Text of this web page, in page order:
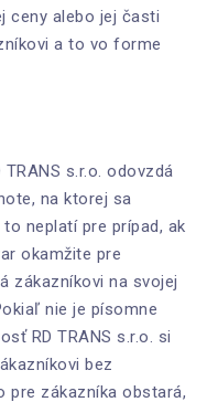
ceny alebo jej časti
a to vo forme
s.r.o. odovzdá
na ktorej sa
neplatí pre prípad, ak
okamžite pre
zákazníkovi na svojej
nie je písomne
RD TRANS s.r.o. si
bez
pre zákazníka obstará,